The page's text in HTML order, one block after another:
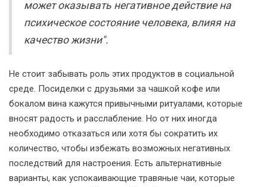
может оказывать негативное действие на
психическое состояние человека, влияя на
качество жизни".
Не стоит забывать роль этих продуктов в социальной
среде. Посиделки с друзьями за чашкой кофе или
бокалом вина кажутся привычными ритуалами, которые
вносят радость и расслабление. Но от них иногда
необходимо отказаться или хотя бы сократить их
количество, чтобы избежать возможных негативных
последствий для настроения. Есть альтернативные
варианты, как успокаивающие травяные чаи, которые